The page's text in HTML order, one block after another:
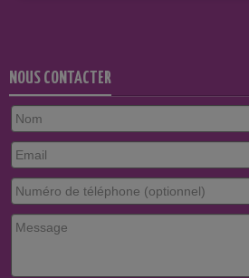
NOUS CONTACTER